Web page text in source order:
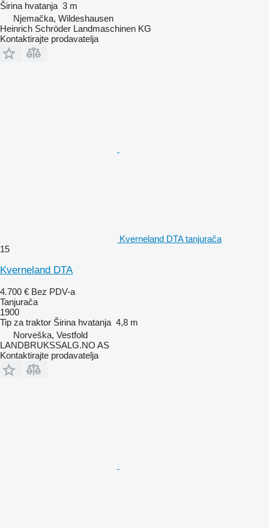
Širina hvatanja 3 m
Njemačka, Wildeshausen
Heinrich Schröder Landmaschinen KG
Kontaktirajte prodavatelja
Kverneland DTA tanjurača
15
Kverneland DTA
4.700 € Bez PDV-a
Tanjurača
1900
Tip za traktor Širina hvatanja 4,8 m
Norveška, Vestfold
LANDBRUKSSALG.NO AS
Kontaktirajte prodavatelja